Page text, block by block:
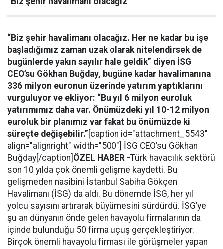
“Biz şehir havalimanı olacağız. Her ne kadar bu işe
başladığımız zaman uzak olarak nitelendirsek de
bugünlerde yakın sayılır hale geldik” diyen İSG
CEO’su Gökhan Buğday, bugüne kadar havalimanına
336 milyon euronun üzerinde yatırım yaptıklarını
vurguluyor ve ekliyor: “Bu yıl 6 milyon euroluk
yatırımımız daha var. Önümüzdeki yıl 10-12 milyon
euroluk bir planımız var fakat bu önümüzde ki
süreçte değişebilir.” [caption id="attachment_5543"
align="alignright" width="500"] İSG CEO’su Gökhan
Buğday[/caption] ÖZEL HABER -Türk havacılık sektörü
son 10 yılda çok önemli gelişme kaydetti. Bu
gelişmeden nasibini İstanbul Sabiha Gökçen
Havalimanı (İSG) da aldı. Bu dönemde İSG, her yıl
yolcu sayısını artırarak büyümesini sürdürdü. İSG’ye
şu an dünyanın önde gelen havayolu firmalarının da
içinde bulunduğu 50 firma uçuş gerçekleştiriyor.
Birçok önemli havayolu firması ile görüşmeler yapan